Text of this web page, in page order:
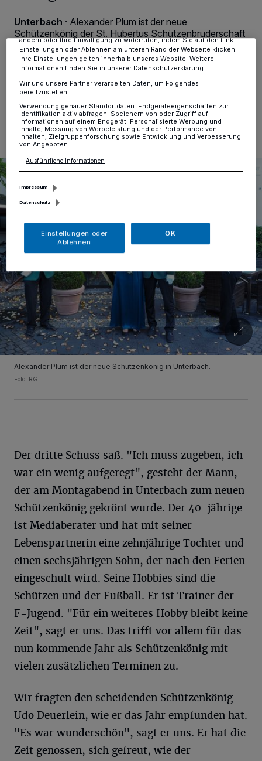
Unterbach · Alexander Plum ist der neue
Schützenkönig der St. Hubertus Schützenbruderschaft
Unterbach. Einen Prinzen oder eine Prinzessin der
Jungschützen wird es vorerst nicht geben.
17.08.2018 , 11:27 Uhr Eine Minute Lesezeit
Alexander Plum ist der neue Schützenkönig in Unterbach.
Foto: RG
Der dritte Schuss saß. "Ich muss zugeben, ich
war ein wenig aufgeregt", gesteht der Mann,
der am Montagabend in Unterbach zum neuen
Schützenkönig gekrönt wurde. Der 40-jährige
ist Mediaberater und hat mit seiner
Lebenspartnerin eine zehnjährige Tochter und
einen sechsjährigen Sohn, der nach den Ferien
eingeschult wird. Seine Hobbies sind die
Schützen und der Fußball. Er ist Trainer der
F-Jugend. "Für ein weiteres Hobby bleibt keine
Zeit", sagt er uns. Das trifft vor allem für das
nun kommende Jahr als Schützenkönig mit
vielen zusätzlichen Terminen zu.
Wir fragten den scheidenden Schützenkönig
Udo Deuerlein, wie er das Jahr empfunden hat.
"Es war wunderschön", sagt er uns. Er hat die
Zeit genossen, sich gefreut, wie der
verarbeiten Daten, um Ihnen Dienste bereitzustellen“ aufgeführten
Anzeigen möglicherweise nicht mehr so relevant für Sie. Sie können
dieses Menü jederzeit wieder aufrufen, um Ihre Einstellungen zu
ändern oder Ihre Einwilligung zu widerrufen, indem Sie auf den Link
Einstellungen oder Ablehnen am unteren Rand der Webseite klicken.
Ihre Einstellungen gelten innerhalb unseres Website. Weitere
Informationen finden Sie in unserer Datenschutzerklärung.
Wir und unsere Partner verarbeiten Daten, um Folgendes
bereitzustellen:
Verwendung genauer Standortdaten. Endgeräteeigenschaften zur
Identifikation aktiv abfragen. Speichern von oder Zugriff auf
Informationen auf einem Endgerät. Personalisierte Werbung und
Inhalte, Messung von Werbeleistung und der Performance von
Inhalten, Zielgruppenforschung sowie Entwicklung und Verbesserung
von Angeboten.
Ausführliche Informationen
Impressum
Datenschutz
Einstellungen oder
Ablehnen
OK